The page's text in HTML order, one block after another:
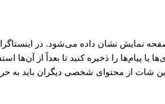
نمایش نشان داده می‌شود. در
را ذخیره کنید تا بعداً از آن‌ها
شات از محتوای شخصی دیگران باید